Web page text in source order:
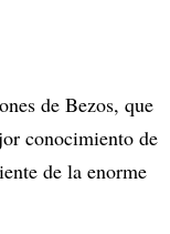
de Bezos, que
conocimiento de
de la enorme